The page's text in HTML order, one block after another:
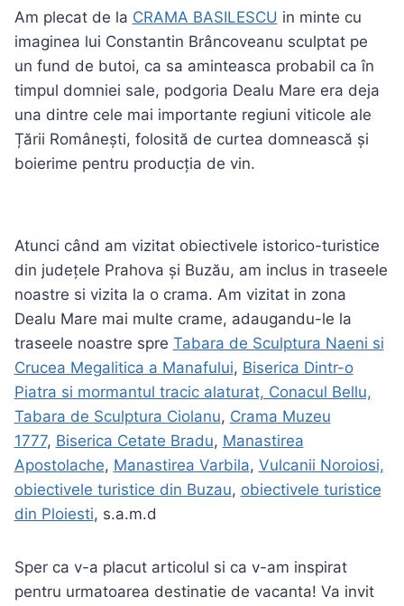
Am plecat de la CRAMA BASILESCU in minte cu
imaginea lui Constantin Brâncoveanu sculptat pe
un fund de butoi, ca sa aminteasca probabil ca în
timpul domniei sale, podgoria Dealu Mare era deja
una dintre cele mai importante regiuni viticole ale
Țării Românești, folosită de curtea domnească și
boierime pentru producția de vin.
Atunci când am vizitat obiectivele istorico-turistice
din județele Prahova și Buzău, am inclus in traseele
noastre si vizita la o crama. Am vizitat in zona
Dealu Mare mai multe crame, adaugandu-le la
traseele noastre spre Tabara de Sculptura Naeni si
Crucea Megalitica a Manafului, Biserica Dintr-o
Piatra si mormantul tracic alaturat, Conacul Bellu,
Tabara de Sculptura Ciolanu, Crama Muzeu
1777, Biserica Cetate Bradu, Manastirea
Apostolache, Manastirea Varbila, Vulcanii Noroiosi,
obiectivele turistice din Buzau, obiectivele turistice
din Ploiesti, s.a.m.d
Sper ca v-a placut articolul si ca v-am inspirat
pentru urmatoarea destinatie de vacanta! Va invit